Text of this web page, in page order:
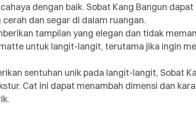
dengan baik. Sobat Kang Bangun
dan segar di dalam ruangan.
tampilan yang elegan dan tidak
untuk langit-langit, terutama jika ingin
sentuhan unik pada langit-langit, Sobat
Cat ini dapat menambah dimensi dan